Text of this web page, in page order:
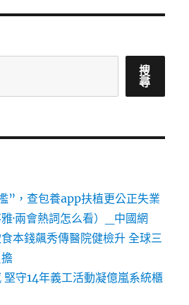
搜
尋
”，查包養app扶植更公正失業
·兩會熱詞怎么看）_中國網
本錢飆秀傳醫院健檢升 全球三
堅守14年義工活動凝億嵐系統櫃